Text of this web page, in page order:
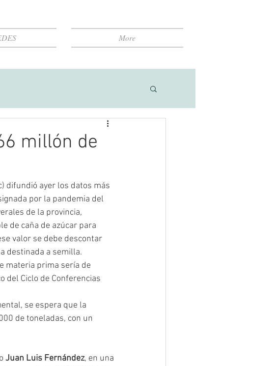
More
millón de
difundió ayer los datos más
por la pandemia del
de la provincia,
de caña de azúcar para
valor se debe descontar
destinada a semilla.
materia prima sería de
del Ciclo de Conferencias
se espera que la
de toneladas, con un
Juan Luis Fernández, en una